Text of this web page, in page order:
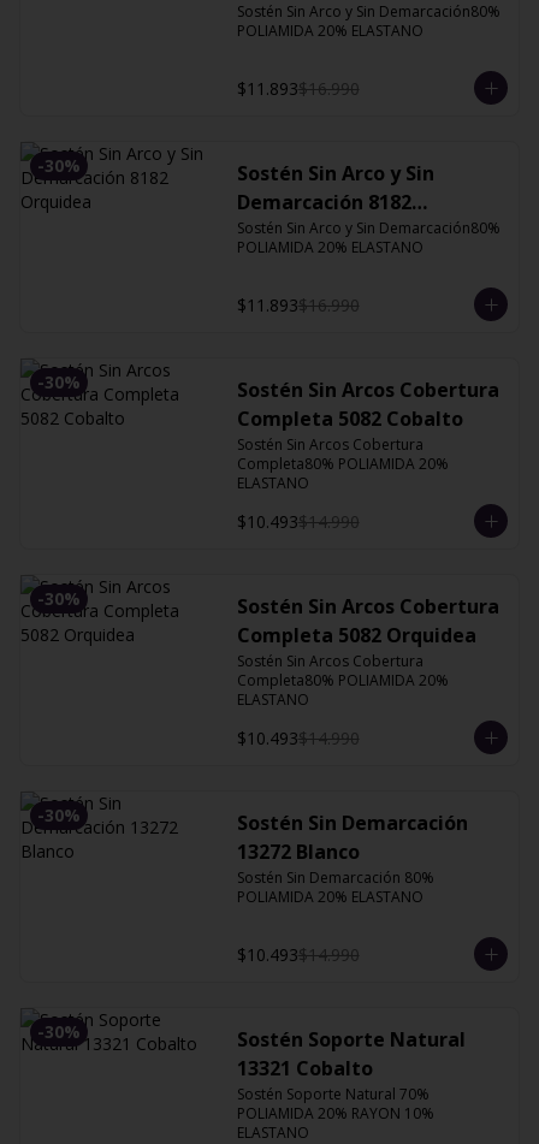
Sostén Sin Arco y Sin Demarcación80%
POLIAMIDA 20% ELASTANO
$11.893$16.990
-30%
Sostén Sin Arco y Sin
Demarcación 8182
Orquidea
Sostén Sin Arco y Sin Demarcación80%
POLIAMIDA 20% ELASTANO
$11.893$16.990
-30%
Sostén Sin Arcos Cobertura
Completa 5082 Cobalto
Sostén Sin Arcos Cobertura
Completa80% POLIAMIDA 20%
ELASTANO
$10.493$14.990
-30%
Sostén Sin Arcos Cobertura
Completa 5082 Orquidea
Sostén Sin Arcos Cobertura
Completa80% POLIAMIDA 20%
ELASTANO
$10.493$14.990
-30%
Sostén Sin Demarcación
13272 Blanco
Sostén Sin Demarcación 80%
POLIAMIDA 20% ELASTANO
$10.493$14.990
-30%
Sostén Soporte Natural
13321 Cobalto
Sostén Soporte Natural 70%
POLIAMIDA 20% RAYON 10%
ELASTANO